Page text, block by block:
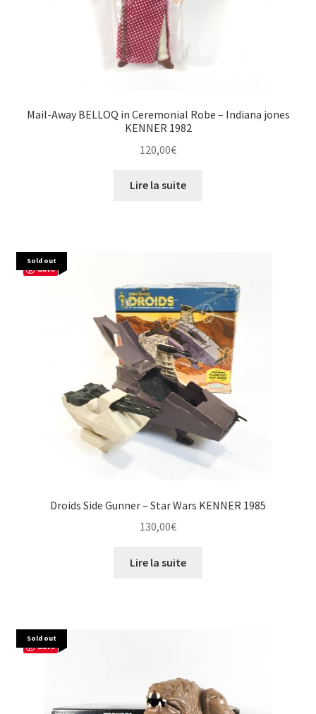
Mail-Away BELLOQ in Ceremonial Robe – Indiana jones
KENNER 1982
120,00€
Lire la suite
Sold out
Save
Droids Side Gunner – Star Wars KENNER 1985
130,00€
Lire la suite
Sold out
Save